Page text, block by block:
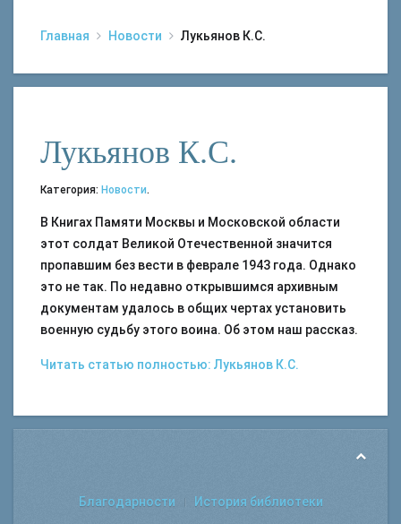
Главная Новости Лукьянов К.С.
Лукьянов К.С.
Категория: Новости.
В Книгах Памяти Москвы и Московской области
этот солдат Великой Отечественной значится
пропавшим без вести в феврале 1943 года. Однако
это не так. По недавно открывшимся архивным
документам удалось в общих чертах установить
военную судьбу этого воина. Об этом наш рассказ.
Читать статью полностью: Лукьянов К.С.
Благодарности История библиотеки